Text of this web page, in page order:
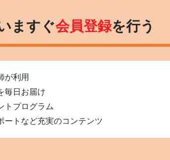
ますぐ会員登録を行う
が利用
毎日お届け
トプログラム
ートなど充実のコンテンツ